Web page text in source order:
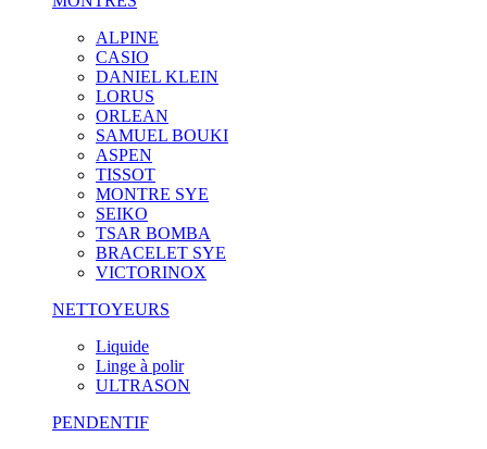
ALPINE
CASIO
DANIEL KLEIN
LORUS
ORLEAN
SAMUEL BOUKI
ASPEN
TISSOT
MONTRE SYE
SEIKO
TSAR BOMBA
BRACELET SYE
VICTORINOX
NETTOYEURS
Liquide
Linge à polir
ULTRASON
PENDENTIF